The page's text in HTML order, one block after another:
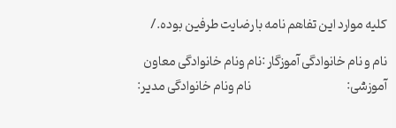
کلیه موارد این تفاهم نامه با رضایت طرفین بوده./
نام و نام خانوادگی آموزگار :نام ونام خانوادگی معاون
آموزشی: نام ونام خانوادگی مدیر: